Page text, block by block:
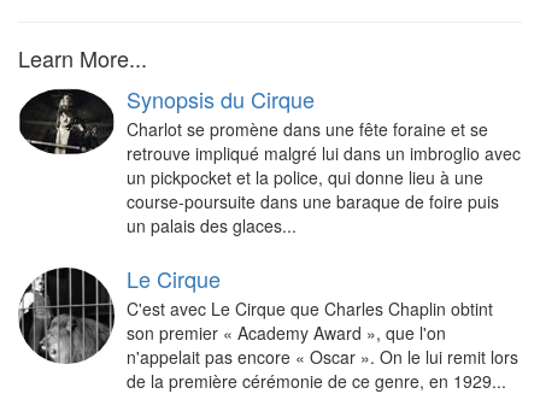
Learn More...
Synopsis du Cirque
Charlot se promène dans une fête foraine et se
retrouve impliqué malgré lui dans un imbroglio avec
un pickpocket et la police, qui donne lieu à une
course-poursuite dans une baraque de foire puis
un palais des glaces...
Le Cirque
C'est avec Le Cirque que Charles Chaplin obtint
son premier « Academy Award », que l'on
n'appelait pas encore « Oscar ». On le lui remit lors
de la première cérémonie de ce genre, en 1929...